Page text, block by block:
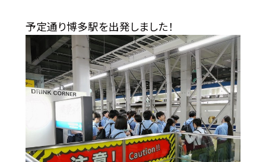
予定通り博多駅を出発しました！